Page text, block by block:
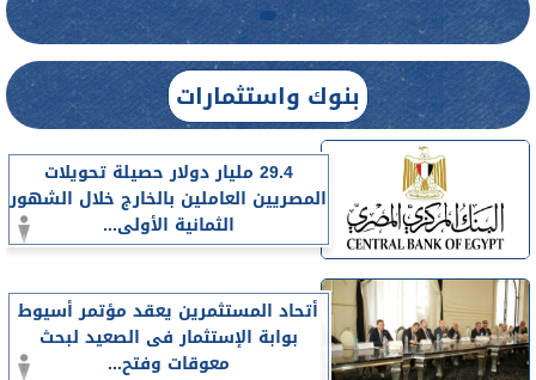
بنوك واستثمارات
29.4 مليار دولار حصيلة تحويلات
المصريين العاملين بالخارج خلال الشهور
الثمانية الأولى...
أتحاد المستثمرين يعقد مؤتمر أسيوط
بوابة الإستثمار فى الصعيد لبحث
معوقات وفتح...